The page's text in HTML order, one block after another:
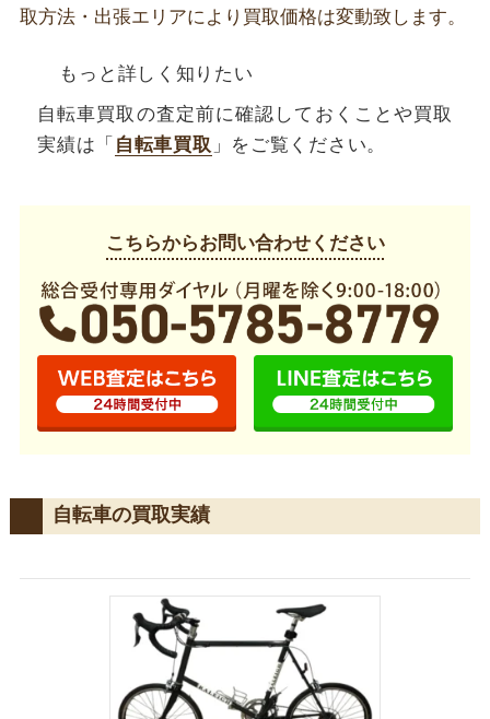
取方法・出張エリアにより買取価格は変動致します。
もっと詳しく知りたい
自転車買取の査定前に確認しておくことや買取
実績は「 自転車買取 」をご覧ください。
こちらからお問い合わせください
自転車の買取実績